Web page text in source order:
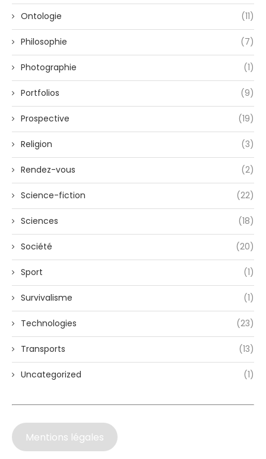
Ontologie (11)
Philosophie (7)
Photographie (1)
Portfolios (9)
Prospective (19)
Religion (3)
Rendez-vous (2)
Science-fiction (22)
Sciences (18)
Société (20)
Sport (1)
Survivalisme (1)
Technologies (23)
Transports (13)
Uncategorized (1)
Mentions légales